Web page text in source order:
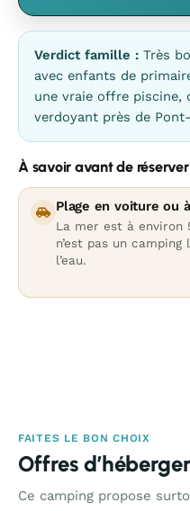
Verdict famille : Très
avec enfants de
une vraie offre piscine,
verdoyant près de
À savoir avant de réserver
Plage en voiture ou
La mer est à environ
n’est pas un camping
l’eau.
FAITES LE BON CHOIX
Offres
Ce camping propose